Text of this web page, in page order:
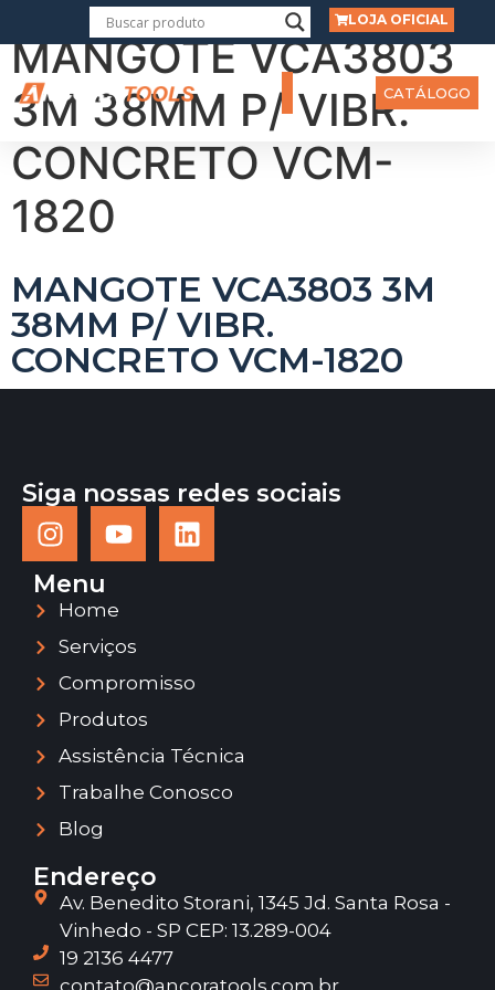
LOJA OFICIAL
CATÁLOGO
MANGOTE VCA3803
3M 38MM P/ VIBR.
CONCRETO VCM-
1820
MANGOTE VCA3803 3M
38MM P/ VIBR.
CONCRETO VCM-1820
Siga nossas redes sociais
Menu
Home
Serviços
Compromisso
Produtos
Assistência Técnica
Trabalhe Conosco
Blog
Endereço
Av. Benedito Storani, 1345 Jd. Santa Rosa -
Vinhedo - SP CEP: 13.289-004
19 2136 4477
contato@ancoratools.com.br